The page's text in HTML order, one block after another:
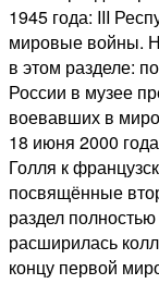
1945 года: III
мировые войны.
в этом разделе:
России в музее
воевавших в
18 июня 2000
Голля к
посвящённые
раздел
расширилась
концу первой